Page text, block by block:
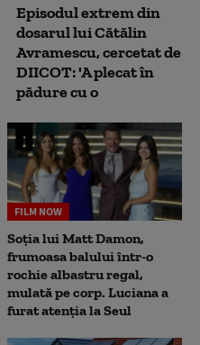
Episodul extrem din
dosarul lui Cătălin
Avramescu, cercetat de
DIICOT: 'A plecat în
pădure cu o
FILM NOW
Soția lui Matt Damon,
frumoasa balului într-o
rochie albastru regal,
mulată pe corp. Luciana a
furat atenția la Seul